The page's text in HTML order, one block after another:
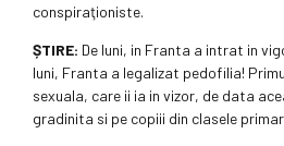
conspiraţioniste.
ȘTIRE: De luni, in Franta a intrat in
luni, Franta a legalizat pedofilia!
sexuala, care ii ia in vizor, de data
gradinita si pe copiii din clasele